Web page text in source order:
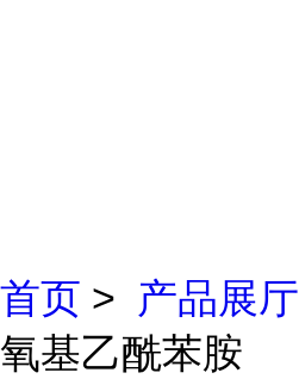
首页 > 产品展厅
氧基乙酰苯胺